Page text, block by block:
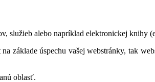
služieb alebo napríklad elektronickej knihy
základe úspechu vašej webstránky, tak
oblasť.